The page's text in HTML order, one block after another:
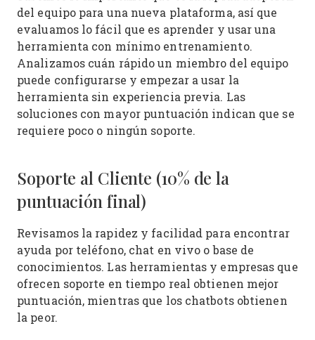
del equipo para una nueva plataforma, así que
evaluamos lo fácil que es aprender y usar una
herramienta con mínimo entrenamiento.
Analizamos cuán rápido un miembro del equipo
puede configurarse y empezar a usar la
herramienta sin experiencia previa. Las
soluciones con mayor puntuación indican que se
requiere poco o ningún soporte.
Soporte al Cliente (10% de la
puntuación final)
Revisamos la rapidez y facilidad para encontrar
ayuda por teléfono, chat en vivo o base de
conocimientos. Las herramientas y empresas que
ofrecen soporte en tiempo real obtienen mejor
puntuación, mientras que los chatbots obtienen
la peor.